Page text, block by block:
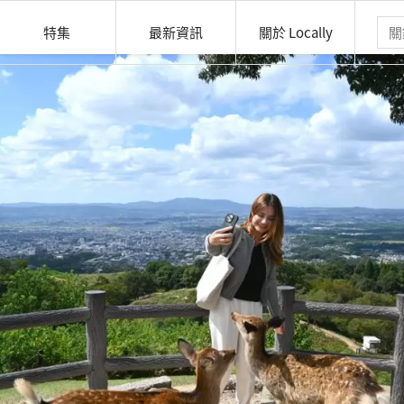
特集 最新資訊 關於 Locally